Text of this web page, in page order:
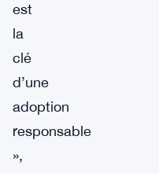
est
la
clé
d’une
adoption
responsable
»,